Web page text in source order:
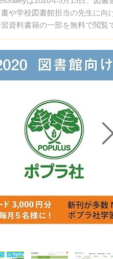
や学校図書館担当の先生に
資料書籍の一部を無料で閲覧